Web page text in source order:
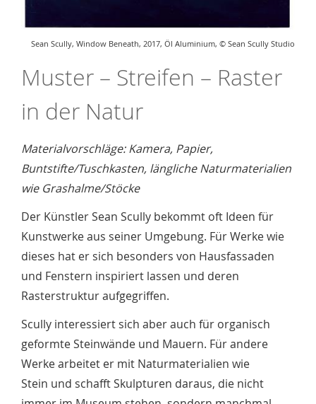
Sean Scully, Window Beneath, 2017, Öl Aluminium, © Sean Scully Studio
Muster – Streifen – Raster
in der Natur
Materialvorschläge: Kamera, Papier,
Buntstifte/Tuschkasten, längliche Naturmaterialien
wie Grashalme/Stöcke
Der Künstler Sean Scully bekommt oft Ideen für
Kunstwerke aus seiner Umgebung. Für Werke wie
dieses hat er sich besonders von Hausfassaden
und Fenstern inspiriert lassen und deren
Rasterstruktur aufgegriffen.
Scully interessiert sich aber auch für organisch
geformte Steinwände und Mauern. Für andere
Werke arbeitet er mit Naturmaterialien wie
Stein und schafft Skulpturen daraus, die nicht